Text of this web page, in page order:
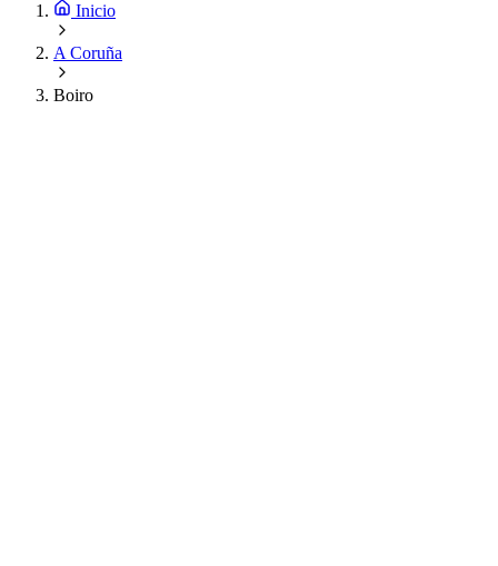
Inicio
A Coruña
Boiro